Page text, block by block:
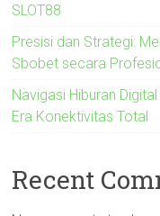
SLOT88
Presisi dan Strategi:
Sbobet secara
Navigasi Hiburan
Era Konektivitas Total
Recent